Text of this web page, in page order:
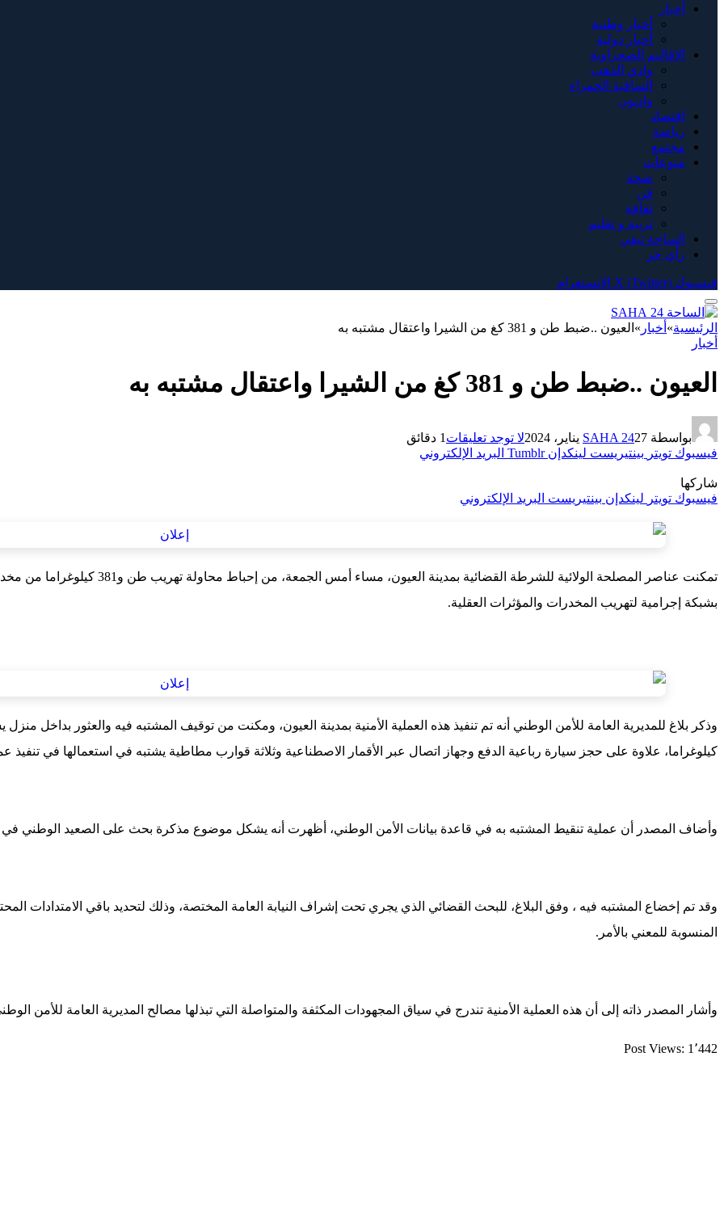
أخبار
أخبار وطنية
أخبار دولية
الاقاليم الصحراوية
وادي الذهب
الساقية الحمراء
وادنون
اقتصاد
رياضة
مجتمع
منوعات
صحة
فن
ثقافة
تربية و تعليم
الساحة تيفي
رأي حر
فيسبوك X (Twitter) الانستغرام
الرئيسية» أخبار » العيون ..ضبط طن و 381 كغ من الشيرا واعتقال مشتبه به
أخبار
العيون ..ضبط طن و 381 كغ من الشيرا واعتقال مشتبه به
بواسطة SAHA 2427 يناير، 2024 لا توجد تعليقات 1 دقائق
فيسبوك تويتر بينتيريست لينكدإن Tumblr البريد الإلكتروني
شاركها
فيسبوك تويتر لينكدإن بينتيريست البريد الإلكتروني
بشبكة إجرامية لتهريب المخدرات والمؤثرات العقلية.
كيلوغراما، علاوة على حجز سيارة رباعية الدفع وجهاز اتصال عبر الأقمار الاصطناعية وثلاثة قوارب مطاطية يشتبه في استعمالها في تنفيذ
وأضاف المصدر أن عملية تنقيط المشتبه به في قاعدة بيانات الأمن الوطني، أظهرت أنه يشكل موضوع مذكرة بحث على الصعيد الوطني في
وقد تم إخضاع المشتبه فيه ، وفق البلاغ، للبحث القضائي الذي يجري تحت إشراف النيابة العامة المختصة، وذلك لتحديد باقي الامتدادات
المنسوبة للمعني بالأمر.
وأشار المصدر ذاته إلى أن هذه العملية الأمنية تندرج في سياق المجهودات المكثفة والمتواصلة التي تبذلها مصالح المديرية العامة للأمن
Post Views: 1٬442